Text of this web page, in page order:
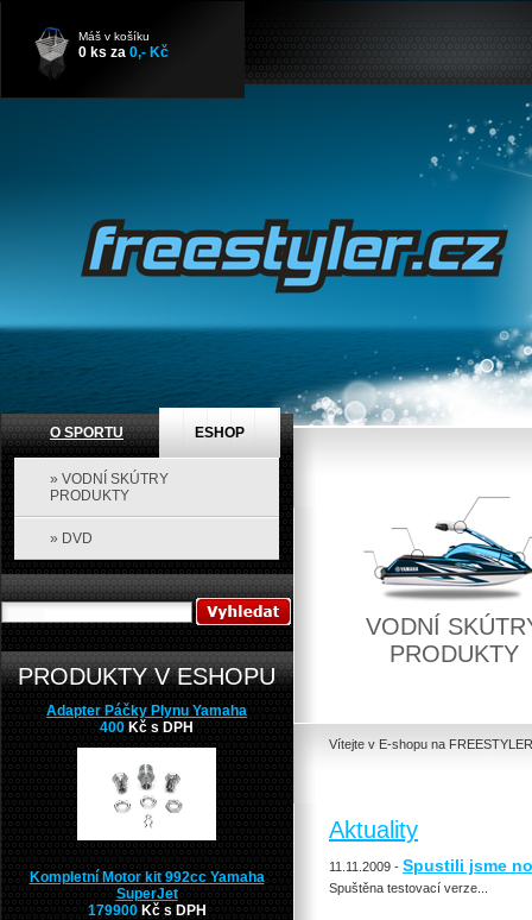
Máš v košíku
0 ks za 0,- Kč
VODNÍ
PRODUKTY
Vítejte v E-shopu na
Aktuality
11.11.2009 - Spustili jsme
Spuštěna testovací verze...
O SPORTU ESHOP
» VODNÍ SKÚTRY
PRODUKTY
» DVD
PRODUKTY V ESHOPU
Adapter Páčky Plynu Yamaha
400 Kč s DPH
Kompletní Motor kit 992cc Yamaha
SuperJet
179900Kč s DPH